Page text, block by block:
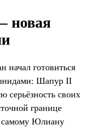
новая
начал готовиться
Шапур II
серьёзность своих
границе
самому Юлиану